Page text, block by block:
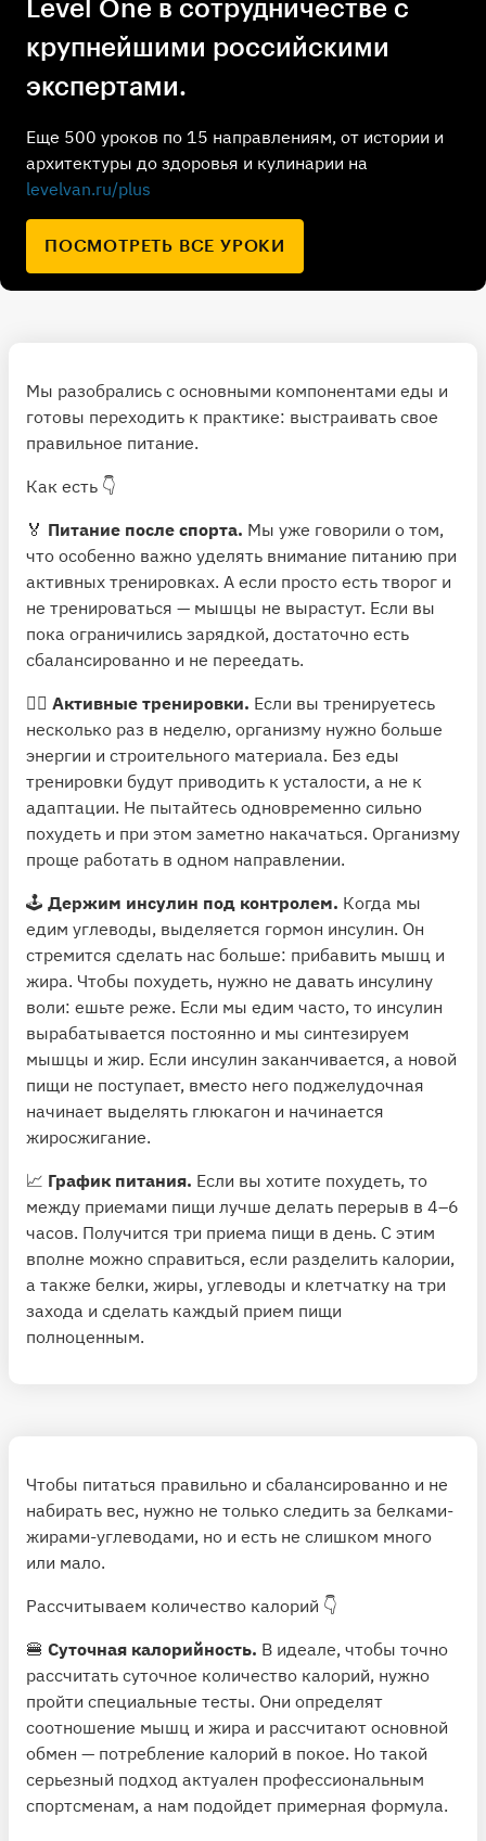
Level One в сотрудничестве с
крупнейшими российскими
экспертами.
Еще 500 уроков по 15 направлениям, от истории и
архитектуры до здоровья и кулинарии на
levelvan.ru/plus
ПОСМОТРЕТЬ ВСЕ УРОКИ
Мы разобрались с основными компонентами еды и
готовы переходить к практике: выстраивать свое
правильное питание.
Как есть 👇
🏅 Питание после спорта. Мы уже говорили о том,
что особенно важно уделять внимание питанию при
активных тренировках. А если просто есть творог и
не тренироваться — мышцы не вырастут. Если вы
пока ограничились зарядкой, достаточно есть
сбалансированно и не переедать.
🏋️‍♂️ Активные тренировки. Если вы тренируетесь
несколько раз в неделю, организму нужно больше
энергии и строительного материала. Без еды
тренировки будут приводить к усталости, а не к
адаптации. Не пытайтесь одновременно сильно
похудеть и при этом заметно накачаться. Организму
проще работать в одном направлении.
🕹 Держим инсулин под контролем. Когда мы
едим углеводы, выделяется гормон инсулин. Он
стремится сделать нас больше: прибавить мышц и
жира. Чтобы похудеть, нужно не давать инсулину
воли: ешьте реже. Если мы едим часто, то инсулин
вырабатывается постоянно и мы синтезируем
мышцы и жир. Если инсулин заканчивается, а новой
пищи не поступает, вместо него поджелудочная
начинает выделять глюкагон и начинается
жиросжигание.
📈 График питания. Если вы хотите похудеть, то
между приемами пищи лучше делать перерыв в 4–6
часов. Получится три приема пищи в день. С этим
вполне можно справиться, если разделить калории,
а также белки, жиры, углеводы и клетчатку на три
захода и сделать каждый прием пищи
полноценным.
Чтобы питаться правильно и сбалансированно и не
набирать вес, нужно не только следить за белками-
жирами-углеводами, но и есть не слишком много
или мало.
Рассчитываем количество калорий 👇
🍔 Суточная калорийность. В идеале, чтобы точно
рассчитать суточное количество калорий, нужно
пройти специальные тесты. Они определят
соотношение мышц и жира и рассчитают основной
обмен — потребление калорий в покое. Но такой
серьезный подход актуален профессиональным
спортсменам, а нам подойдет примерная формула.